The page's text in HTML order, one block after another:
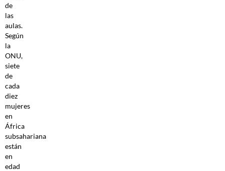
de
las
aulas.
Según
la
ONU,
siete
de
cada
diez
mujeres
en
África
subsahariana
están
en
edad